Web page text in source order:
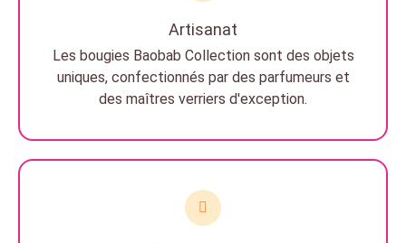
Artisanat
Les bougies Baobab Collection sont des objets
uniques, confectionnés par des parfumeurs et
des maîtres verriers d'exception.